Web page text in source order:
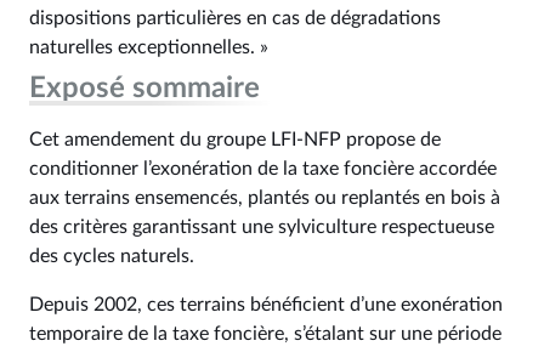
dispositions particulières en cas de dégradations
naturelles exceptionnelles. »
Exposé sommaire
Cet amendement du groupe LFI-NFP propose de
conditionner l’exonération de la taxe foncière accordée
aux terrains ensemencés, plantés ou replantés en bois à
des critères garantissant une sylviculture respectueuse
des cycles naturels.
Depuis 2002, ces terrains bénéficient d’une exonération
temporaire de la taxe foncière, s’étalant sur une période